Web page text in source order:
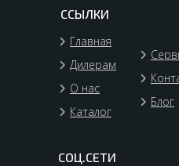
Главная
Дилерам
О нас
Блог
Каталог
ССЫЛКИ
СОЦ.СЕТИ